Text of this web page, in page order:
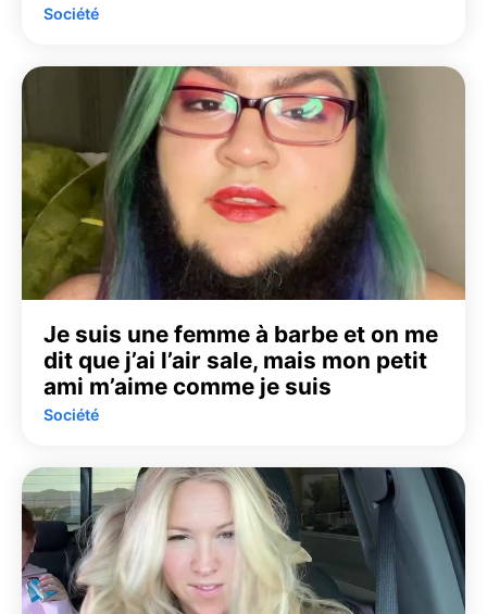
Société
Je suis une femme à barbe et on me
dit que j’ai l’air sale, mais mon petit
ami m’aime comme je suis
Société